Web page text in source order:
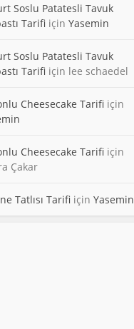
Soslu Patatesli Tavuk
Tarifi için Yasemin
Soslu Patatesli Tavuk
Tarifi için lee schaedel
Cheesecake Tarifi için
Cheesecake Tarifi için
Çakar
Tatlısı Tarifi için Yasemin